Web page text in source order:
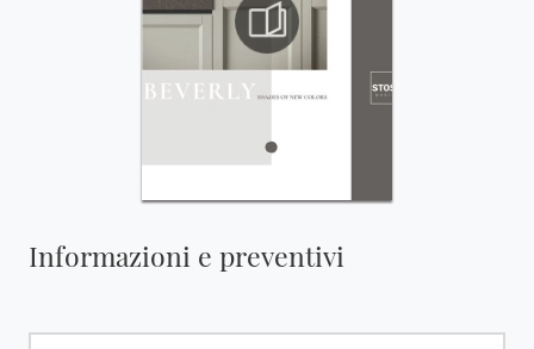
Informazioni e preventivi